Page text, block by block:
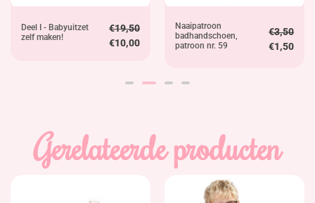
Deel I - Babyuitzet
zelf maken!
€19,50
€10,00
Naaipatroon
badhandschoen,
patroon nr. 59
€3,50
€1,50
Gerelateerde producten